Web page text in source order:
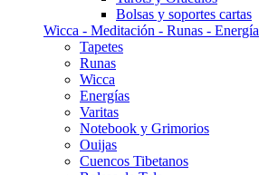
Bolsas y soportes cartas
Wicca - Meditación - Runas - Energía
Tapetes
Runas
Wicca
Energías
Varitas
Notebook y Grimorios
Ouijas
Cuencos Tibetanos